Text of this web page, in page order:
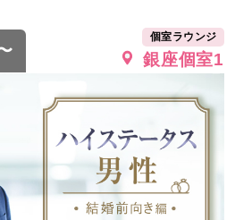
個室ラウンジ
銀座個室1